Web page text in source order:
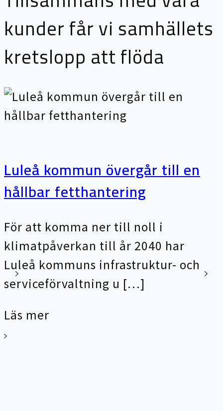
kunder får vi samhällets
kretslopp att flöda
Luleå kommun övergår till en
hållbar fetthantering
För att komma ner till noll i
klimatpåverkan till år 2040 har
Luleå kommuns infrastruktur- och
serviceförvaltning u […]
Läs mer